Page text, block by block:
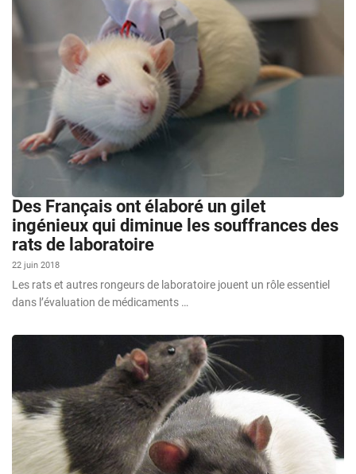
Des Français ont élaboré un gilet
ingénieux qui diminue les souffrances des
rats de laboratoire
22 juin 2018
Les rats et autres rongeurs de laboratoire jouent un rôle essentiel
dans l’évaluation de médicaments …